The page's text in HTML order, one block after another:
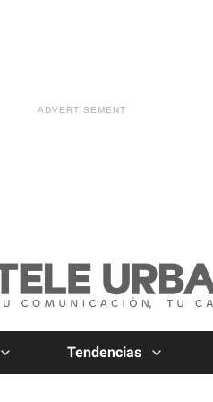
Tendencias